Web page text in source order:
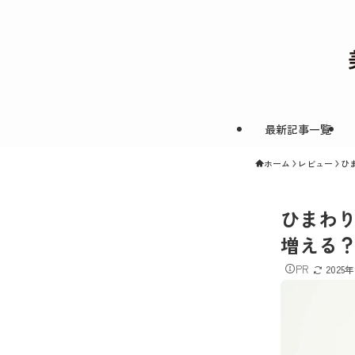
最新記事一覧
ホーム レビュー ひ
ひまわ
増える
PR 2025